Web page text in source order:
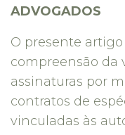
ADVOGADOS
O presente
compreensão da
assinaturas por
contratos de
vinculadas às